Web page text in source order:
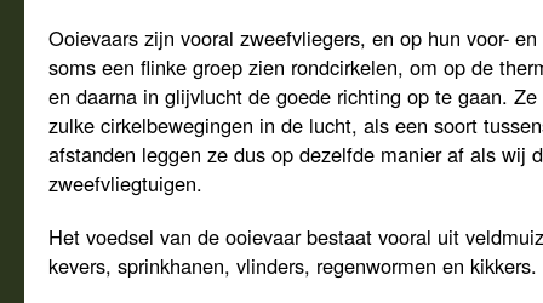
Ooievaars zijn vooral zweefvliegers, en op hun voor-
soms een flinke groep zien rondcirkelen, om op de
en daarna in glijvlucht de goede richting op te gaan.
zulke cirkelbewegingen in de lucht, als een soort
afstanden leggen ze dus op dezelfde manier af als wij
zweefvliegtuigen.
Het voedsel van de ooievaar bestaat vooral uit
kevers, sprinkhanen, vlinders, regenwormen en kikkers.